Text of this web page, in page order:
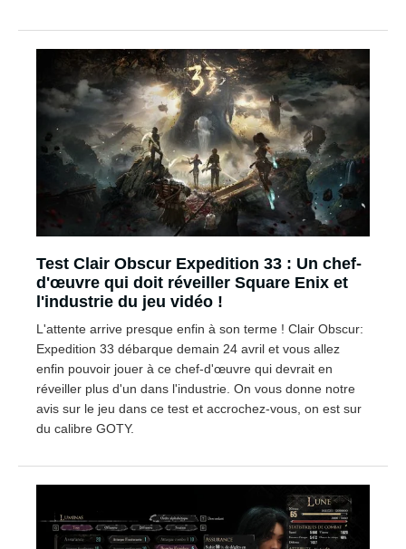
Test Clair Obscur Expedition 33 : Un chef-
d'œuvre qui doit réveiller Square Enix et
l'industrie du jeu vidéo !
L'attente arrive presque enfin à son terme ! Clair Obscur:
Expedition 33 débarque demain 24 avril et vous allez
enfin pouvoir jouer à ce chef-d'œuvre qui devrait en
réveiller plus d'un dans l'industrie. On vous donne notre
avis sur le jeu dans ce test et accrochez-vous, on est sur
du calibre GOTY.